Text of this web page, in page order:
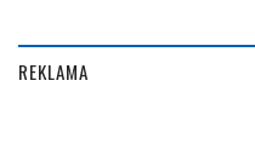
REKLAMA